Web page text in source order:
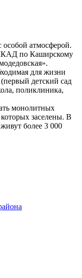
атмосферой.
по Каширскому
для жизни
детский сад
поликлиника,
монолитных
заселены. В
более 3 000